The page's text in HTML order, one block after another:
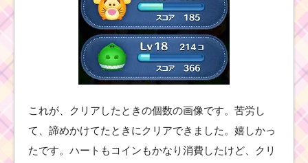
中央消去スキルで8回フ
ィーバーするミッショ
ンを攻略するツム
毛のはねたツムで110
コンボするミッション
を攻略するツム
これが、クリアしたときの個数の画像です。苦労し
て、諦めかけてたときにクリアできました。嬉しかっ
たです。ハートもコインもかなり消費したけど、クリ